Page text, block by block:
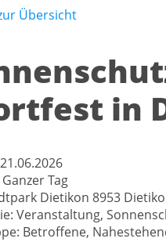
Übersicht
in
21.06.2026
Ganzer Tag
Dietikon 8953
Veranstaltung,
Betroffene,